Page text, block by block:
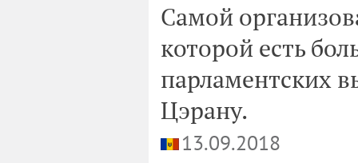
Самой
которой есть
парламентских
Цэрану.
13.09.2018